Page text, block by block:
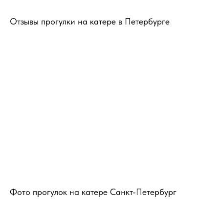
Отзывы прогулки на катере в Петербурге
Фото прогулок на катере Санкт-Петербург